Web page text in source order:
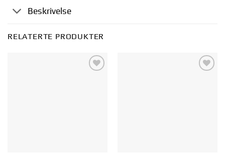
Beskrivelse
RELATERTE PRODUKTER